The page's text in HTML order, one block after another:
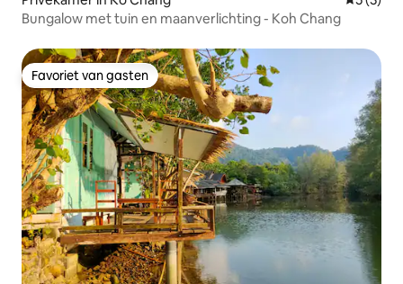
Bungalow met tuin en maanverlichting - Koh Chang
Favoriet van gasten
Favoriet van gasten